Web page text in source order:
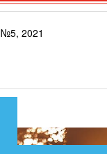
№5, 2021